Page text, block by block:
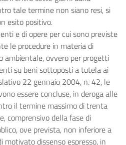
tale termine non siano resi, si
esito positivo.
e di opere per cui sono previste
le procedure in materia di
ambientale, ovvero per progetti
su beni sottoposti a tutela ai
22 gennaio 2004, n. 42, le
essere concluse, in deroga alle
il termine massimo di trenta
comprensivo della fase di
ove prevista, non inferiore a
motivato dissenso espresso, in